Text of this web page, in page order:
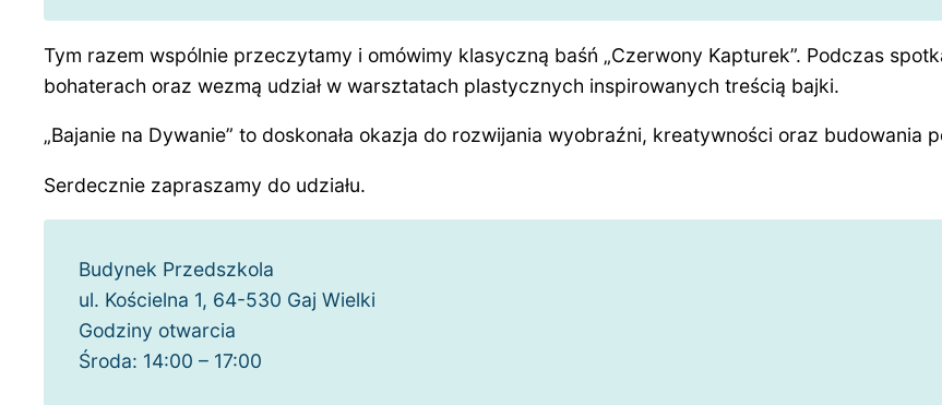
Tym razem wspólnie przeczytamy i omówimy klasyczną baśń „Czerwony Kapturek”. Podczas
bohaterach oraz wezmą udział w warsztatach plastycznych inspirowanych treścią bajki.
„Bajanie na Dywanie” to doskonała okazja do rozwijania wyobraźni, kreatywności oraz
Serdecznie zapraszamy do udziału.
Budynek Przedszkola
ul. Kościelna 1, 64-530 Gaj Wielki
Godziny otwarcia
Środa: 14:00 – 17:00